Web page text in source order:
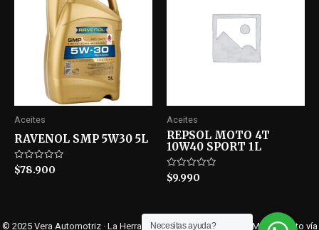
Aceites
RAVENOL SMP 5W30 5L
Rated
0
$78.900
Aceites
REPSOL MOTO 4T
10W40 SPORT 1L
Rated
0
$9.990
© 2025 Vera Automotriz · La Herradura 5355, Isla de Maipo, RM · Contacto vía
Necesitas ayuda?